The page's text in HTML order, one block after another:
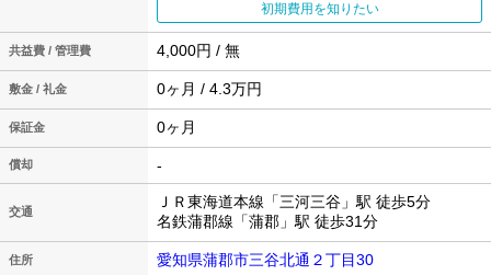
初期費用を知りたい
共益費 / 管理費 4,000円 / 無
敷金 / 礼金 0ヶ月 / 4.3万円
保証金 0ヶ月
償却 -
交通
ＪＲ東海道本線「三河三谷」駅 徒歩5分
名鉄蒲郡線「蒲郡」駅 徒歩31分
住所 愛知県蒲郡市三谷北通２丁目30